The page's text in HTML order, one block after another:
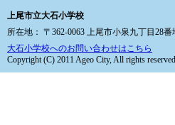
上尾市立大石小学校
所在地： 〒362-0063 上尾市小泉九丁目28番
大石小学校へのお問い合わせはこちら
Copyright (C) 2011 Ageo City, All rights reserved.